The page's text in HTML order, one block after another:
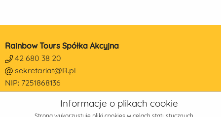
Rainbow Tours Spółka Akcyjna
42 680 38 20
sekretariat@R.pl
NIP: 7251868136
REGON: 473190014
KRS: 0000178650Informacje o plikach cookie